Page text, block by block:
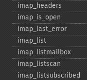
imap_​headers
imap_​is_​open
imap_​last_​error
imap_​list
imap_​listmailbox
imap_​listscan
imap_​listsubscribed